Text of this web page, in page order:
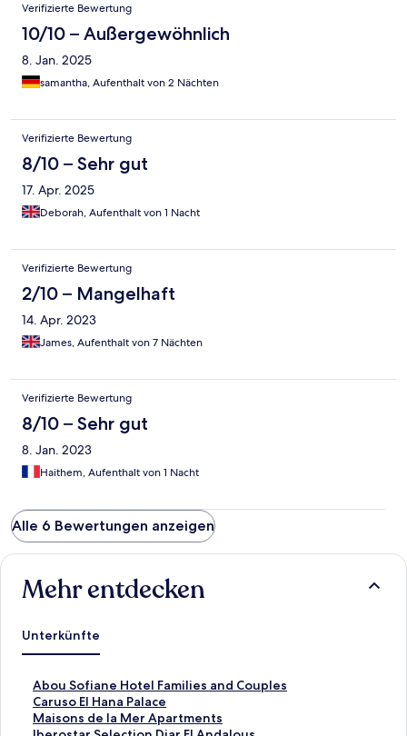
Verifizierte Bewertung
10/10 – Außergewöhnlich
8. Jan. 2025
samantha, Aufenthalt von 2 Nächten
Verifizierte Bewertung
8/10 – Sehr gut
17. Apr. 2025
Deborah, Aufenthalt von 1 Nacht
Verifizierte Bewertung
2/10 – Mangelhaft
14. Apr. 2023
James, Aufenthalt von 7 Nächten
Verifizierte Bewertung
8/10 – Sehr gut
8. Jan. 2023
Haithem, Aufenthalt von 1 Nacht
Alle 6 Bewertungen anzeigen
Mehr entdecken
Unterkünfte
Abou Sofiane Hotel Families and Couples
L
i
n
Caruso El Hana Palace
L
iMaisons de la Mer Apartments
L